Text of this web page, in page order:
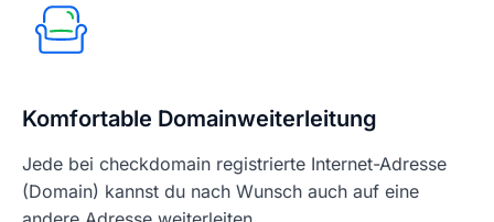
Komfortable Domainweiterleitung
Jede bei checkdomain registrierte Internet-Adresse
(Domain) kannst du nach Wunsch auch auf eine